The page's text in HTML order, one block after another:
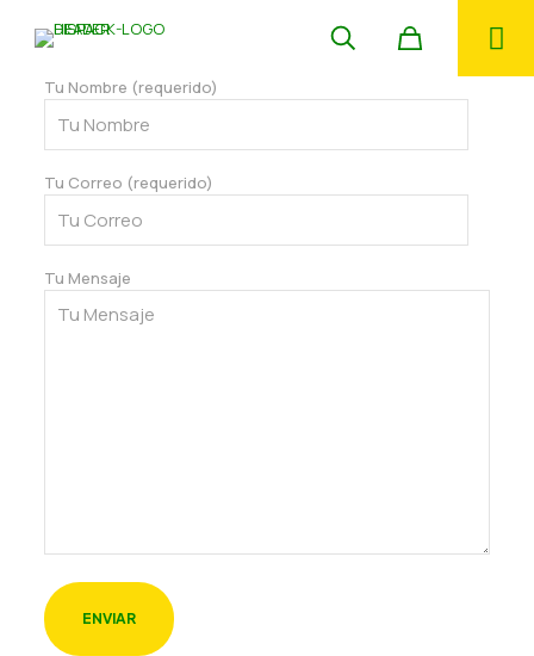
Tu Nombre (requerido)
Tu Correo (requerido)
Tu Mensaje